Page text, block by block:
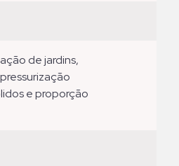
e proporção